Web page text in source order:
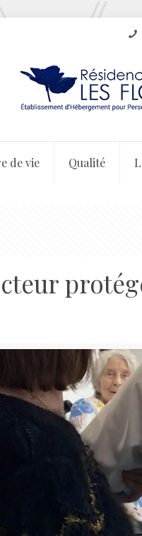
de vie Qualité